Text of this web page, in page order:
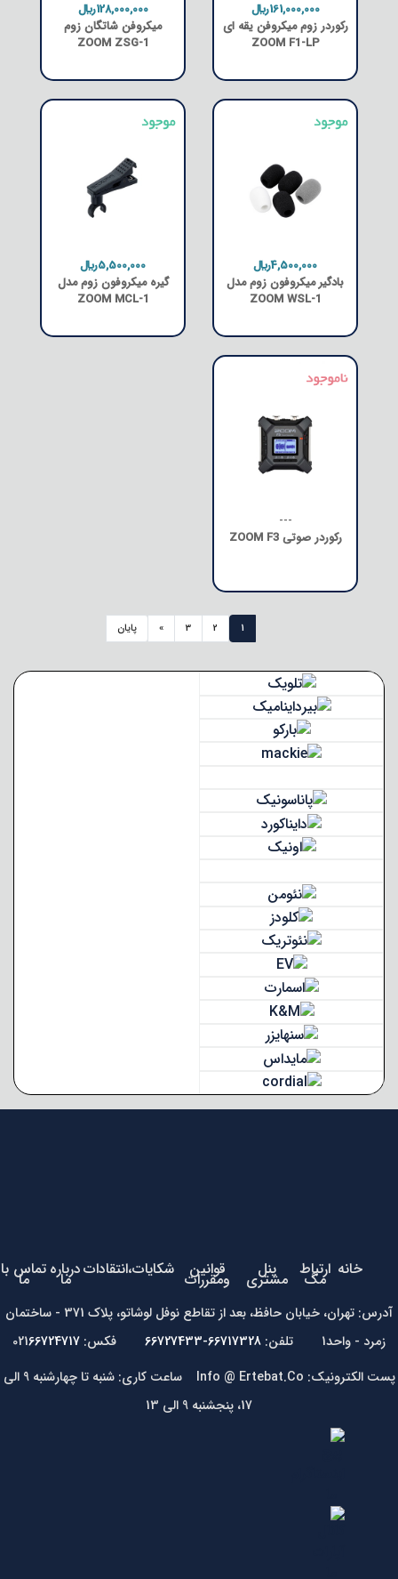
161,000,000﷼
رکوردر زوم میکروفن یقه ای
ZOOM F1-LP
128,000,000﷼
میکروفن شاتگان زوم
ZOOM ZSG-1
4,500,000﷼
بادگیر میکروفون زوم مدل
ZOOM WSL-1
5,500,000﷼
گیره میکروفون زوم مدل
ZOOM MCL-1
---
رکوردر صوتی ZOOM F3
1
2
3
» پایان
خانه ارتباط
مگ پنل
مشتری قوانین
ومقررات شکایات،انتقاداتدرباره
ما تماس با
ما
آدرس: تهران، خیابان حافظ، بعد از تقاطع نوفل لوشاتو، پلاک 371 - ساختمان
زمرد - واحد1 تلفن:
66717328-66727433 فکس: 021 66724717
پست الکترونیک: Info @ Ertebat.Co ساعت کاری: شنبه تا چهارشنبه 9 الی
17، پنجشنبه 9 الی 13